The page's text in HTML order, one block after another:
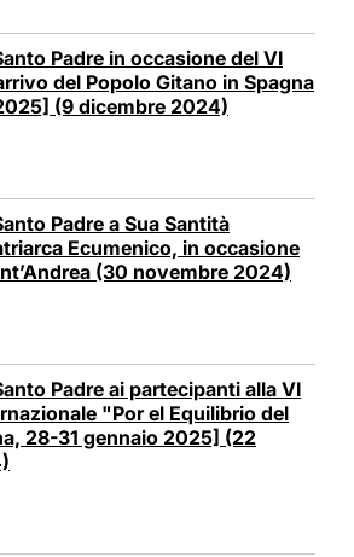
Padre in occasione del VI
del Popolo Gitano in Spagna
(9 dicembre 2024)
Padre a Sua Santità
Ecumenico, in occasione
(30 novembre 2024)
Padre ai partecipanti alla VI
"Por el Equilibrio del
28-31 gennaio 2025] (22